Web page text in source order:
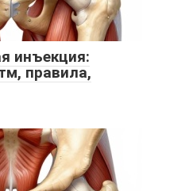
инъекция:
правила,